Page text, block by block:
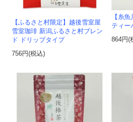
【ふるさと村限定】越後雪室屋
雪室珈琲 新潟ふるさと村ブレン
ド ドリップタイプ
756円(税込)
【糸
ティー
864円(